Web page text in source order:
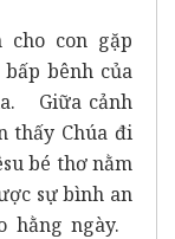
con gặp
bênh của
Giữa cảnh
thấy Chúa đi
bé thơ nằm
sự bình an
hằng ngày.